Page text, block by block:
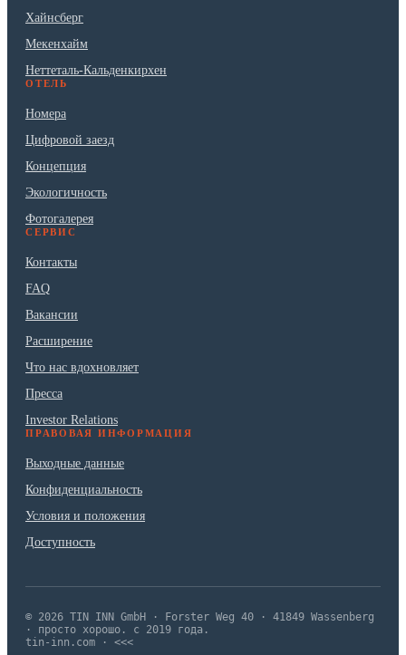
Хайнсберг
Мекенхайм
Неттеталь-Кальденкирхен
ОТЕЛЬ
Номера
Цифровой заезд
Концепция
Экологичность
Фотогалерея
СЕРВИС
Контакты
FAQ
Вакансии
Расширение
Что нас вдохновляет
Пресса
Investor Relations
ПРАВОВАЯ ИНФОРМАЦИЯ
Выходные данные
Конфиденциальность
Условия и положения
Доступность
© 2026 TIN INN GmbH · Forster Weg 40 · 41849 Wassenberg
· просто хорошо. с 2019 года.
tin-inn.com · <<<